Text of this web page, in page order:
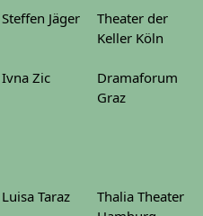
Steffen Jäger
Theater der
Keller Köln
Ivna Zic
Dramaforum
Graz
Luisa Taraz
Thalia Theater